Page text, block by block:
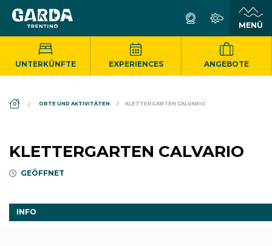
UNTERKÜNFTE EXPERIENCES ANGEBOTE
ORTE UND AKTIVITÄTEN KLETTERGARTEN CALVARIO
KLETTERGARTEN CALVARIO
GEÖFFNET
INFO